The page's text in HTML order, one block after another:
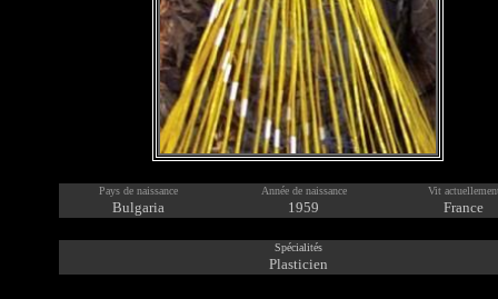
Pays de naissance Année de naissance Vit
Bulgaria 1959 France
Spécialités
Plasticien